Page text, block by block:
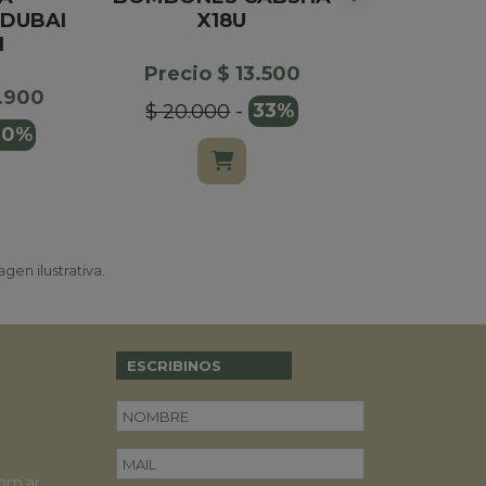
X18U
Precio $ 13.500
$ 20.000-33%
ilustrativa.
ESCRIBINOS